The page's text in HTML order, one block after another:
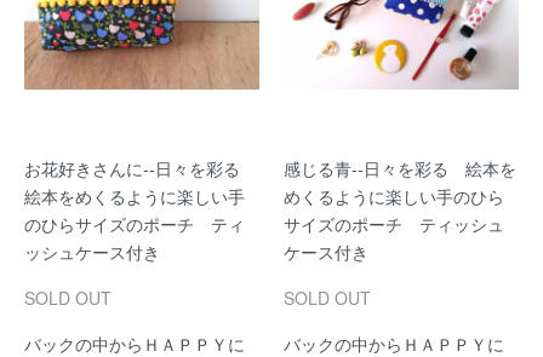
お花好きさんに--日々を彩る
絵本をめくるように楽しい手
のひらサイズのポーチ ティ
ッシュケース付き
SOLD OUT
バックの中からＨＡＰＰＹに
感じる青--日々を彩る 絵本を
めくるように楽しい手のひら
サイズのポーチ ティッシュ
ケース付き
SOLD OUT
バックの中からＨＡＰＰＹに